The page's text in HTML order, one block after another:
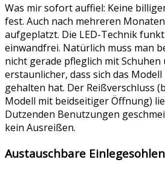
Was mir sofort auffiel: Keine
fest. Auch nach mehreren
aufgeplatzt. Die LED-Technik
einwandfrei. Natürlich muss man
nicht gerade pfleglich mit Schuhen
erstaunlicher, dass sich das
gehalten hat. Der Reißverschluss
Modell mit beidseitiger Öffnung)
Dutzenden Benutzungen
kein Ausreißen.
Austauschbare Einlegesohlen